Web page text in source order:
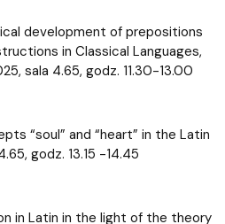
development of prepositions
in Classical Languages,
sala 4.65, godz. 11.30-13.00
“soul” and “heart” in the Latin
godz. 13.15 -14.45
in Latin in the light of the theory